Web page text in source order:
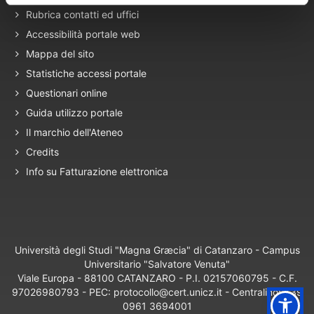
Rubrica contatti ed uffici
Accessibilità portale web
Mappa del sito
Statistiche accessi portale
Questionari online
Guida utilizzo portale
Il marchio dell'Ateneo
Credits
Info su Fatturazione elettronica
Università degli Studi "Magna Græcia" di Catanzaro - Campus
Universitario "Salvatore Venuta"
Viale Europa - 88100 CATANZARO - P.I. 02157060795 - C.F.
97026980793 - PEC: protocollo@cert.unicz.it - Centralino: +39
0961 3694001